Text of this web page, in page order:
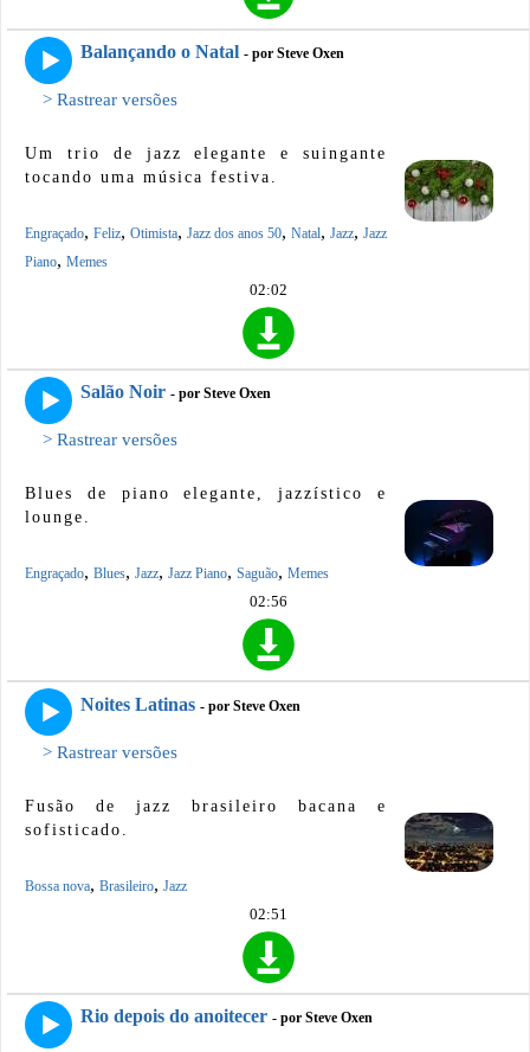
Balançando o Natal - por Steve Oxen
> Rastrear versões
Um trio de jazz elegante e suingante
tocando uma música festiva.
Engraçado, Feliz, Otimista, Jazz dos anos 50, Natal, Jazz, Jazz
Piano, Memes
02:02
Salão Noir - por Steve Oxen
> Rastrear versões
Blues de piano elegante, jazzístico e
lounge.
Engraçado, Blues, Jazz, Jazz Piano, Saguão, Memes
02:56
Noites Latinas - por Steve Oxen
> Rastrear versões
Fusão de jazz brasileiro bacana e
sofisticado.
Bossa nova, Brasileiro, Jazz
02:51
Rio depois do anoitecer - por Steve Oxen